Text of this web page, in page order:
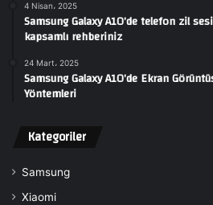
4 Nisan، 2025
Samsung Galaxy A10’de telefon zil
kapsamlı rehberiniz
24 Mart، 2025
Samsung Galaxy A10’de Ekran
Yöntemleri
Kategoriler
Samsung
Xiaomi